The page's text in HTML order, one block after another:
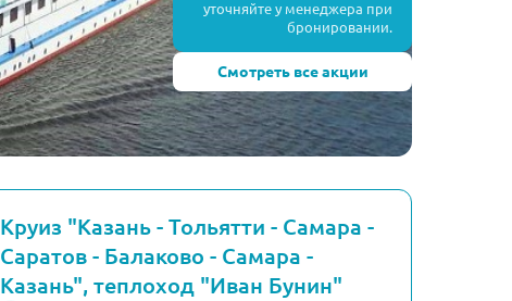
уточняйте у менеджера при
бронировании.
Смотреть все акции
Круиз "Казань - Тольятти - Самара -
Саратов - Балаково - Самара -
Казань", теплоход "Иван Бунин"